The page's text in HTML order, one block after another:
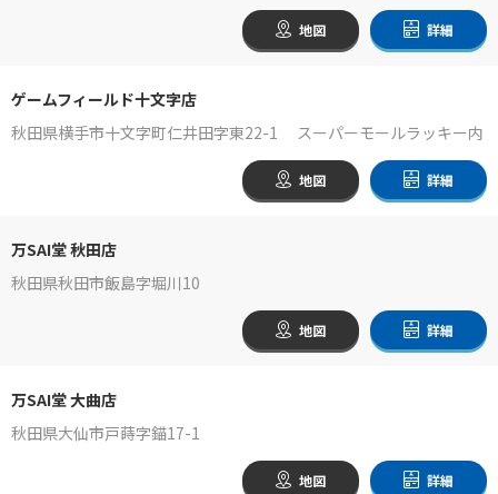
地図 詳細
ゲームフィールド十文字店
秋田県横手市十文字町仁井田字東22-1 スーパーモールラッキー内
地図 詳細
万SAI堂 秋田店
秋田県秋田市飯島字堀川10
地図 詳細
万SAI堂 大曲店
秋田県大仙市戸蒔字錨17-1
地図 詳細